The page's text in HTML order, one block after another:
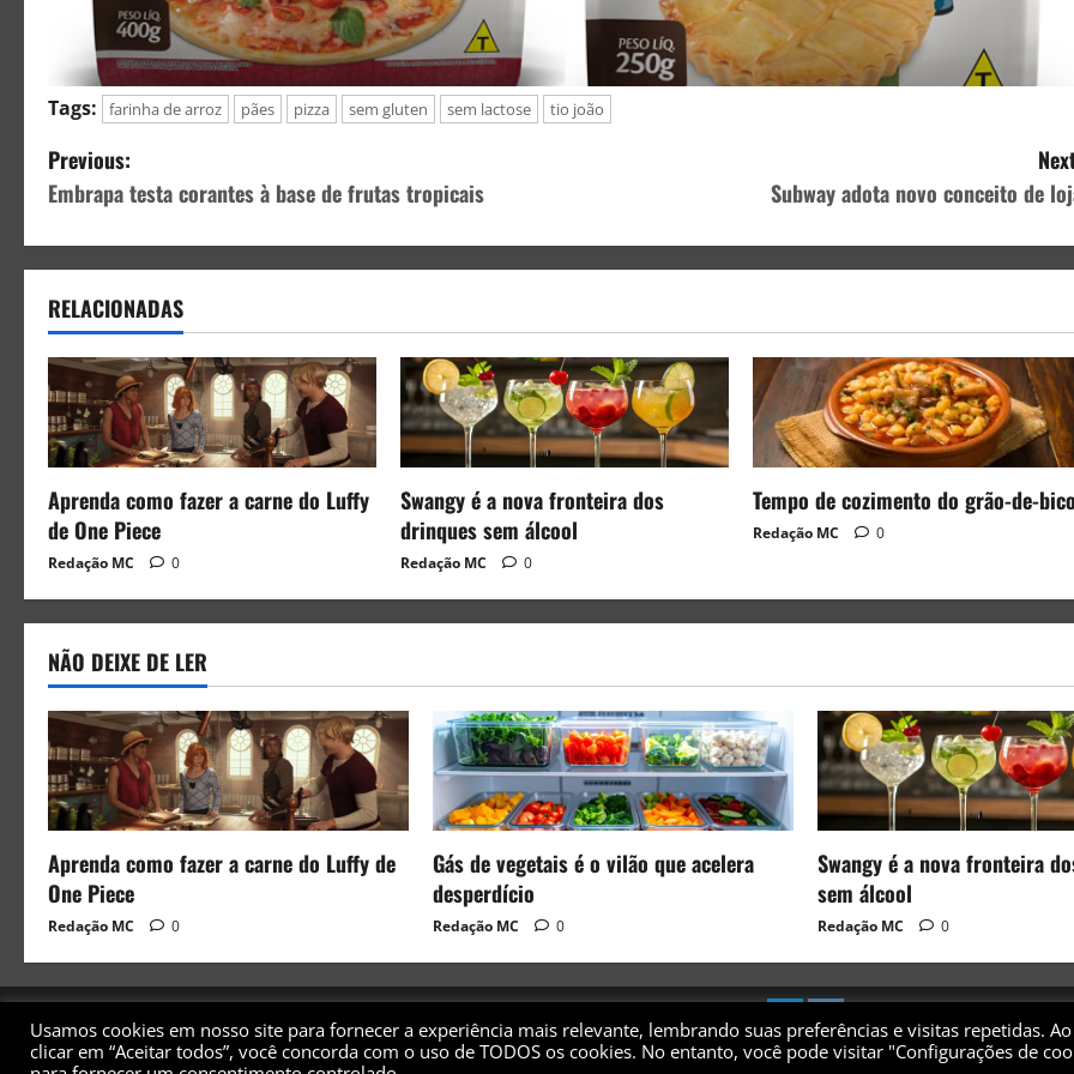
Tags: farinha de arroz pães pizza sem gluten sem lactose tio joão
Previous:
Embrapa testa corantes à base de frutas tropicais
Subway adota novo conceito de
RELACIONADAS
Aprenda como fazer a carne do Luffy
de One Piece
Redação MC 0
Swangy é a nova fronteira dos
drinques sem álcool
Redação MC 0
Tempo de cozimento do grão-de-bico
Redação MC 0
NÃO DEIXE DE LER
Aprenda como fazer a carne do Luffy de
One Piece
Redação MC 0
Gás de vegetais é o vilão que acelera
desperdício
Redação MC 0
Swangy é a nova fronteira
sem álcool
Redação MC 0
Usamos cookies em nosso site para fornecer a experiência mais relevante, lembrando suas preferências e visitas repetidas. Ao
clicar em “Aceitar todos”, você concorda com o uso de TODOS os cookies. No entanto, você pode visitar "Configurações de